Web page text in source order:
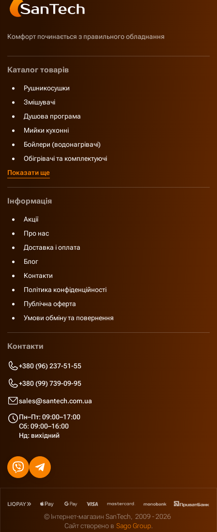
Комфорт починається з правильного обладнання
Каталог товарів
Рушникосушки
Змішувачі
Душова програма
Мийки кухонні
Бойлери (водонагрівачі)
Обігрівачі та комплектуючі
Показати ще
Інформація
Акції
Про нас
Доставка і оплата
Блог
Контакти
Політика конфіденційності
Публічна оферта
Умови обміну та повернення
Контакти
+380 (96) 237-51-55
+380 (99) 739-09-95
sales@santech.com.ua
Пн–Пт: 09:00–17:00
Сб: 09:00–16:00
Нд: вихідний
© Інтернет-магазин SanTech,
2009 - 2026
Сайт створено в Sago Group